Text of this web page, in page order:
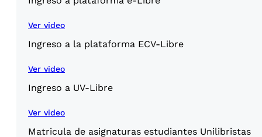
Ver video
Ingreso a la plataforma ECV-Libre
Ver video
Ingreso a UV-Libre
Ver video
Matricula de asignaturas estudiantes Unilibristas